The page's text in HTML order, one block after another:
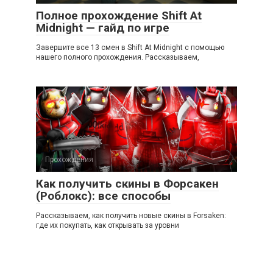
Полное прохождение Shift At
Midnight — гайд по игре
Завершите все 13 смен в Shift At Midnight с помощью
нашего полного прохождения. Рассказываем,
Прохождения
Как получить скины в Форсакен
(Роблокс): все способы
Рассказываем, как получить новые скины в Forsaken:
где их покупать, как открывать за уровни